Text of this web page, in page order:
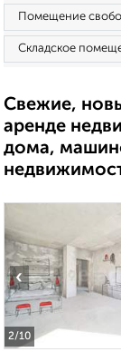
Помещение
Складское
Свежие,
аренде
дома,
2/10
‹